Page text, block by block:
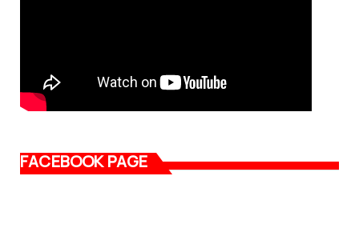
FACEBOOK PAGE